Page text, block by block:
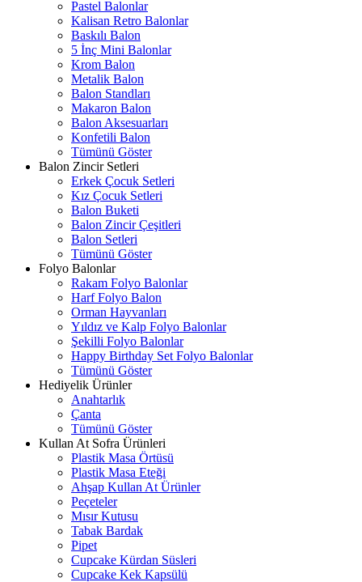
Pastel Balonlar
Kalisan Retro Balonlar
Baskılı Balon
5 İnç Mini Balonlar
Krom Balon
Metalik Balon
Balon Standları
Makaron Balon
Balon Aksesuarları
Konfetili Balon
Tümünü Göster
Balon Zincir Setleri
Erkek Çocuk Setleri
Kız Çocuk Setleri
Balon Buketi
Balon Zincir Çeşitleri
Balon Setleri
Tümünü Göster
Folyo Balonlar
Rakam Folyo Balonlar
Harf Folyo Balon
Orman Hayvanları
Yıldız ve Kalp Folyo Balonlar
Şekilli Folyo Balonlar
Happy Birthday Set Folyo Balonlar
Tümünü Göster
Hediyelik Ürünler
Anahtarlık
Çanta
Tümünü Göster
Kullan At Sofra Ürünleri
Plastik Masa Örtüsü
Plastik Masa Eteği
Ahşap Kullan At Ürünler
Peçeteler
Mısır Kutusu
Tabak Bardak
Pipet
Cupcake Kürdan Süsleri
Cupcake Kek Kapsülü